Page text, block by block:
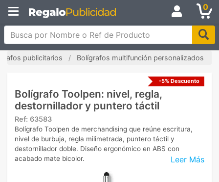
0
Busca por Nombre o Ref de Producto
publicitarios Bolígrafos multifunción personalizados
-5% Descuento
Bolígrafo Toolpen: nivel, regla,
destornillador y puntero táctil
Ref: 63583
Leer Más
Bolígrafo Toolpen de merchandising que reúne escritura,
nivel de burbuja, regla milimetrada, puntero táctil y
destornillador doble. Diseño ergonómico en ABS con
acabado mate bicolor.